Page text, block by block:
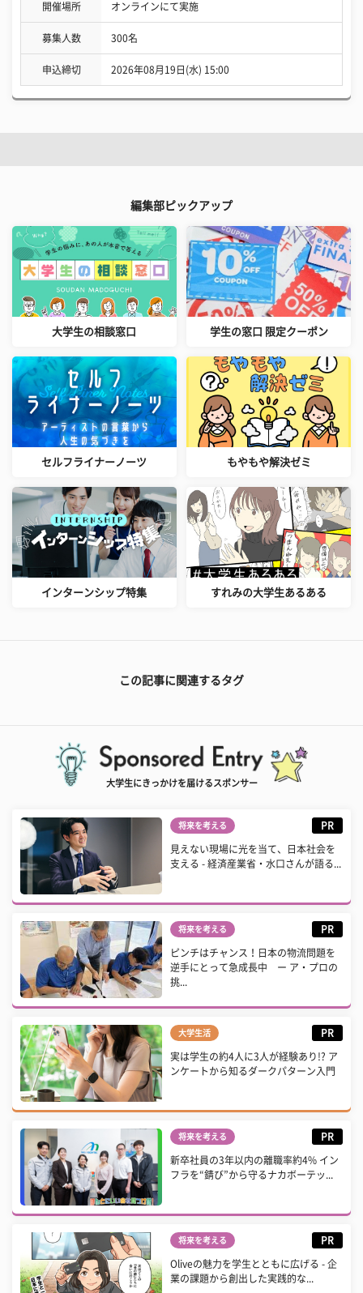
開催場所 オンラインにて実施
募集人数 300名
申込締切 2026年08月19日(水) 15:00
編集部ピックアップ
大学生の相談窓口 学生の窓口 限定クーポン
セルフライナーノーツ もやもや解決ゼミ
インターンシップ特集 すれみの大学生あるある
この記事に関連するタグ
大学生にきっかけを届けるスポンサー
将来を考える PR
見えない現場に光を当て、日本社会を
支える - 経済産業省・水口さんが語る...
将来を考える PR
ピンチはチャンス！日本の物流問題を
逆手にとって急成長中 ー ア・プロの
挑...
大学生活 PR
実は学生の約4人に3人が経験あり!? ア
ンケートから知るダークパターン入門
将来を考える PR
新卒社員の3年以内の離職率約4% イン
フラを“錆び”から守るナカボーテッ...
将来を考える PR
Oliveの魅力を学生とともに広げる - 企
業の課題から創出した実践的な...